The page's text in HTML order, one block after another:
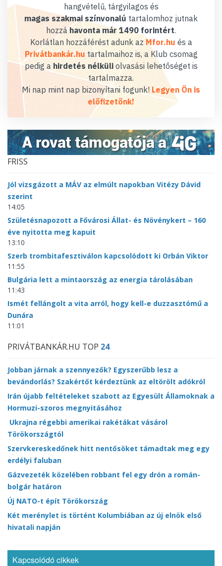
hangvételű, tárgyilagos és
magas szakmai színvonalú tartalomhoz jutnak
hozzáhavonta már 1490 forintért.
Korlátlan hozzáférést adunk az Mfor.hu és a
Privátbankár.hu tartalmaihoz is, a Klub csomag
pedig a hirdetés nélküliolvasási lehetőséget is
tartalmazza.
Mi nap mint nap bizonyítani fogunk! Legyen Ön is
előfizetőnk!
FRISS
Jól vizsgázott a MÁV az elmúlt napokban Vitézy Dávid
szerint
14:05
Születésnapozott a Fővárosi Állat- és Növénykert – 160
éve nyitotta meg kapuit
13:10
Szerb trombitafesztiválon kapcsolódott ki Orbán Viktor
11:55
Bulgária lett a mintaország az energia tárolásában
11:43
Ismét fellángolt a vita arról, hogy kell-e duzzasztómű a
Dunára
11:01
PRIVÁTBANKÁR.HU TOP 24
Jobban járnak a szennyezők? Egyszerűbb lesz a
bevándorlás? Szakértőt kérdeztünk az eltörölt adókról
Irán újabb feltételeket szabott az Egyesült Államoknak a
Hormuzi-szoros megnyitásához
Ukrajna régebbi amerikai rakétákat vásárol
Törökországtól
Szervkereskedőnek hitt nentősöket támadtak meg egy
erdélyi faluban
Gázvezeték közelében robbant fel egy drón a román-
bolgár határon
Új NATO-t épít Törökország
Két merénylet is történt Kolumbiában az új elnök első
hivatali napján
Kapcsolódó cikkek